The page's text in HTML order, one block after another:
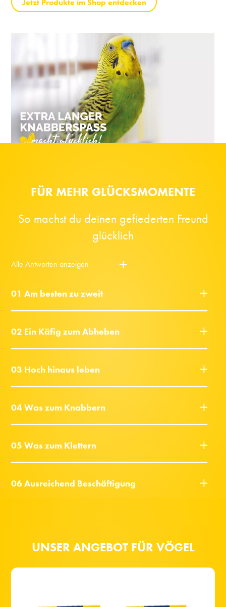
Jetzt Produkte im Shop entdecken
FÜR MEHR GLÜCKSMOMENTE
So machst du deinen gefiederten Freund
glücklich
Alle Antworten anzeigen
01 Am besten zu zweit
02 Ein Käfig zum Abheben
03 Hoch hinaus leben
04 Was zum Knabbern
05 Was zum Klettern
06 Ausreichend Beschäftigung
UNSER ANGEBOT FÜR VÖGEL